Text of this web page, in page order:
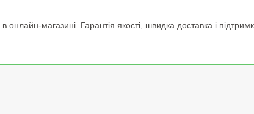
в онлайн-магазині. Гарантія якості, швидка доставка і